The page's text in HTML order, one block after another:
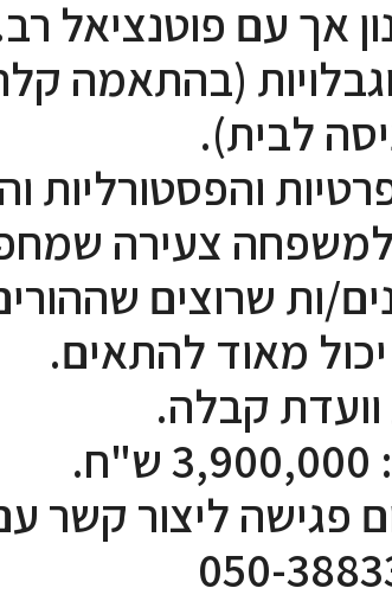
אך עם פוטנציאל
(בהתאמה
לבית).
והפסטורליות
למשפחה צעירה
ות שרוצים שההורים
מאוד להתאים.
וועדת קבלה.
פגישה ליצור קשר
050-